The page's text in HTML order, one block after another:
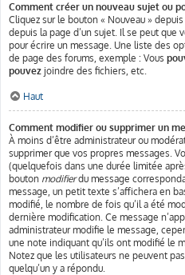
Comment créer un nouveau sujet ou
Cliquez sur le bouton « Nouveau »
depuis la page d’un sujet. Il se peut que
pour écrire un message. Une liste des
de page des forums, exemple : Vous
pouvez joindre des fichiers, etc.
Haut
Comment modifier ou supprimer un
À moins d’être administrateur ou
supprimer que vos propres messages.
(quelquefois dans une durée limitée
bouton modifierdu message
message, un petit texte s’affichera en
modifié, le nombre de fois qu’il a été
dernière modification. Ce message
administrateur modifie le message,
une note indiquant qu’ils ont modifié le
Notez que les utilisateurs ne peuvent
quelqu’un y a répondu.